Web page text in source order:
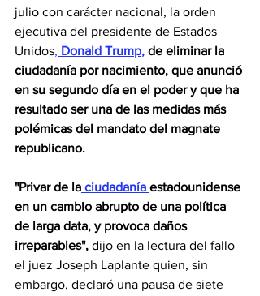
julio con carácter nacional, la orden
ejecutiva del presidente de Estados
Unidos, Donald Trump, de eliminar la
ciudadanía por nacimiento, que anunció
en su segundo día en el poder y que ha
resultado ser una de las medidas más
polémicas del mandato del magnate
republicano.
"Privar de la ciudadanía estadounidense
en un cambio abrupto de una política
de larga data, y provoca daños
irreparables", dijo en la lectura del fallo
el juez Joseph Laplante quien, sin
embargo, declaró una pausa de siete